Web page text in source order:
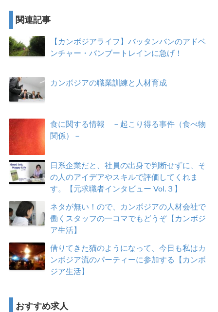
関連記事
【カンボジアライフ】バッタンバンのアドベ
ンチャー・バンブートレインに急げ！
カンボジアの職業訓練と人材育成
食に関する情報 －起こり得る事件（食べ物
関係）－
日系企業だと、社員の出身で判断せずに、そ
の人のアイデアやスキルで評価してくれま
す。【元求職者インタビュー Vol.３】
ネタが無い！ので、カンボジアの人材会社で
働くスタッフの一コマでもどうぞ【カンボジ
ア生活】
借りてきた猫のようになって、今日も私はカ
ンボジア流のパーティーに参加する【カンボ
ジア生活】
おすすめ求人